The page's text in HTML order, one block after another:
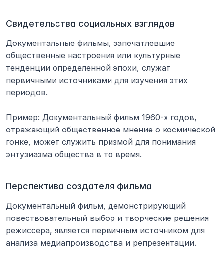
Свидетельства социальных взглядов
Документальные фильмы, запечатлевшие
общественные настроения или культурные
тенденции определенной эпохи, служат
первичными источниками для изучения этих
периодов.
Пример: Документальный фильм 1960-х годов,
отражающий общественное мнение о космической
гонке, может служить призмой для понимания
энтузиазма общества в то время.
Перспектива создателя фильма
Документальный фильм, демонстрирующий
повествовательный выбор и творческие решения
режиссера, является первичным источником для
анализа медиапроизводства и репрезентации.